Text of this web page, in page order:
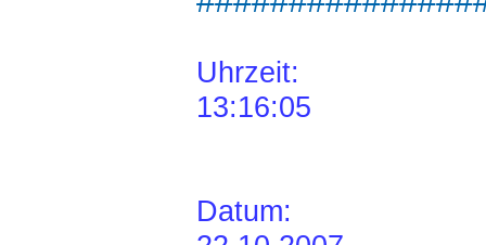
Uhrzeit:
13:16:05
Datum: